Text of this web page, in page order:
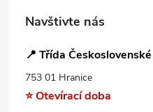
Navštivte nás
📍 Třída
753 01 Hranice
⭐ Otevírací doba